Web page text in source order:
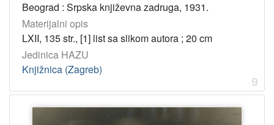
Beograd : Srpska književna zadruga, 1931.
Materijalni opis
LXII, 135 str., [1] list sa slikom autora ; 20 cm
Jedinica HAZU
Knjižnica (Zagreb)
9